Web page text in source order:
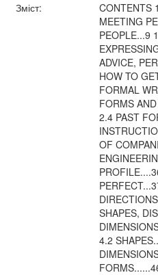
Зміст:
CONTENTS
MEETING
PEOPLE...9
ADVICE,
HOW TO
FORMAL
FORMS
2.4 PAST
OF
SHAPES,
4.2